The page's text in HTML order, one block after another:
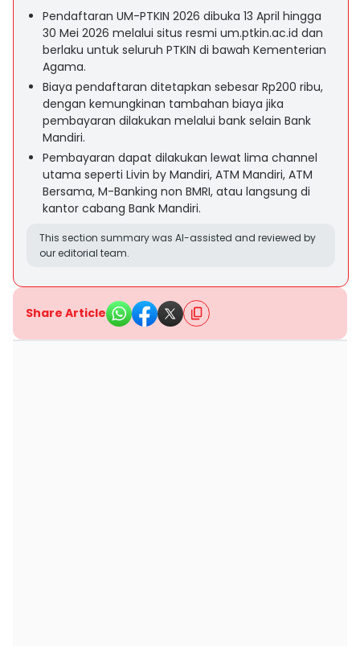
Pendaftaran UM-PTKIN 2026 dibuka 13 April hingga
30 Mei 2026 melalui situs resmi um.ptkin.ac.id dan
berlaku untuk seluruh PTKIN di bawah Kementerian
Agama.
Biaya pendaftaran ditetapkan sebesar Rp200 ribu,
dengan kemungkinan tambahan biaya jika
pembayaran dilakukan melalui bank selain Bank
Mandiri.
Pembayaran dapat dilakukan lewat lima channel
utama seperti Livin by Mandiri, ATM Mandiri, ATM
Bersama, M-Banking non BMRI, atau langsung di
kantor cabang Bank Mandiri.
This section summary was AI-assisted and reviewed by
our editorial team.
Share Article